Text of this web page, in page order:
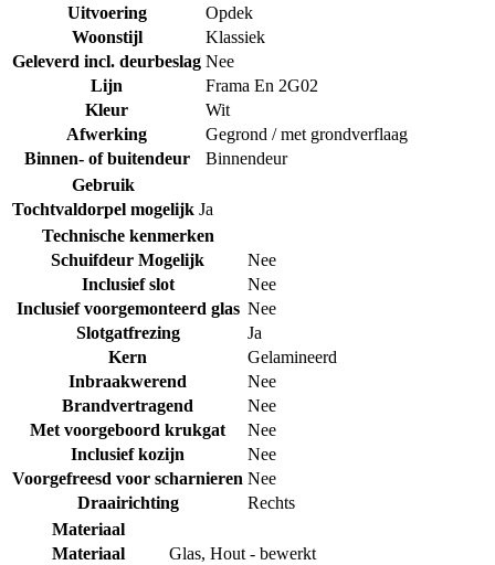
Uitvoering
Opdek
Woonstijl
Klassiek
Geleverd incl. deurbeslag Nee
Lijn
Frama En 2G02
Kleur
Wit
Afwerking
Gegrond / met grondverflaag
Binnen- of buitendeur
Binnendeur
Gebruik
Tochtvaldorpel mogelijk Ja
Technische kenmerken
Schuifdeur Mogelijk
Nee
Inclusief slot
Nee
Inclusief voorgemonteerd glas Nee
Slotgatfrezing
Ja
Kern
Gelamineerd
Inbraakwerend
Nee
Brandvertragend
Nee
Met voorgeboord krukgat
Nee
Inclusief kozijn
Nee
Voorgefreesd voor scharnieren Nee
Draairichting
Rechts
Materiaal
Materiaal
Glas, Hout - bewerkt